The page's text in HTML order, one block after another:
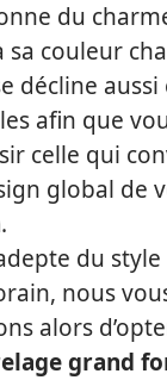
du
sa couleur
décline aussi
afin que
celle qui
global de
.
du
nous
alors
grand